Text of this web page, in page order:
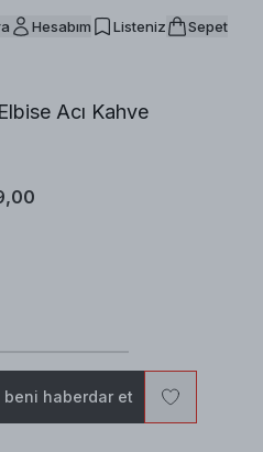
Hesabım Listeniz Sepet
Acı Kahve
haberdar et